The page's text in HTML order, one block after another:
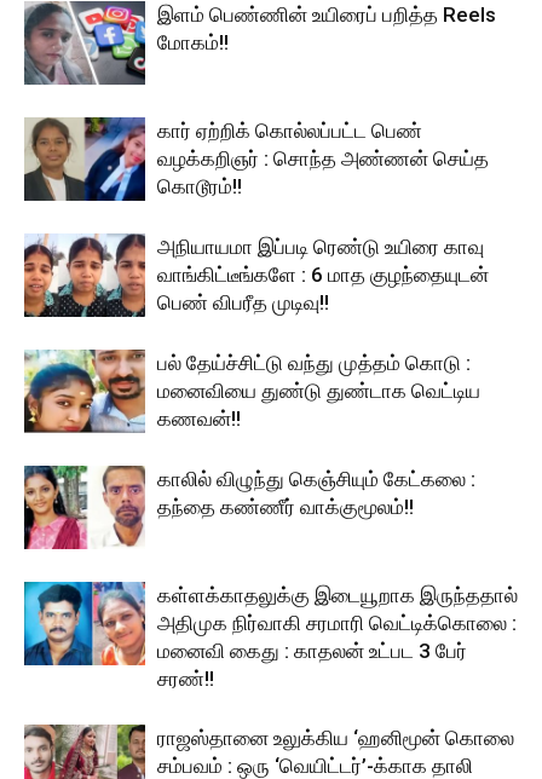
இளம் பெண்ணின் உயிரைப் பறித்த Reels
மோகம்!!
கார் ஏற்றிக் கொல்லப்பட்ட பெண்
வழக்கறிஞர் : சொந்த அண்ணன் செய்த
கொடூரம்!!
அநியாயமா இப்படி ரெண்டு உயிரை காவு
வாங்கிட்டீங்களே : 6 மாத குழந்தையுடன்
பெண் விபரீத முடிவு!!
பல் தேய்ச்சிட்டு வந்து முத்தம் கொடு :
மனைவியை துண்டு துண்டாக வெட்டிய
கணவன்!!
காலில் விழுந்து கெஞ்சியும் கேட்கலை :
தந்தை கண்ணீர் வாக்குமூலம்!!
கள்ளக்காதலுக்கு இடையூறாக இருந்ததால்
அதிமுக நிர்வாகி சரமாரி வெட்டிக்கொலை :
மனைவி கைது : காதலன் உட்பட 3 பேர்
சரண்!!
ராஜஸ்தானை உலுக்கிய ‘ஹனிமூன் கொலை
சம்பவம் : ஒரு ‘வெயிட்டர்’-க்காக தாலி